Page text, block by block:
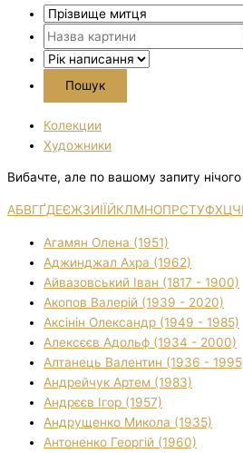
Колекции
Художники
Вибачте, але по вашому запиту
АБВГҐДЕЄЖЗИІЇЙКЛМНОПРСТУФХЦЧ
Агамян Олена (1951)
Аджинджал Ахра (1962)
Айвазовський Іван (1817 - 1900)
Акопов Валерій (1939 - 2020)
Аксінін Олександр (1949 - 1985)
Алексєєв Адольф (1934 - 2000)
Алтанець Валентин (1936 -
Андрейчук Артем (1983)
Андрєєв Ігор (1957)
Андрущенко Микола (1935)
Антоненко Георгій (1960)